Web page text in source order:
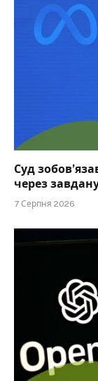
Суд
через
7 Серпня 2026